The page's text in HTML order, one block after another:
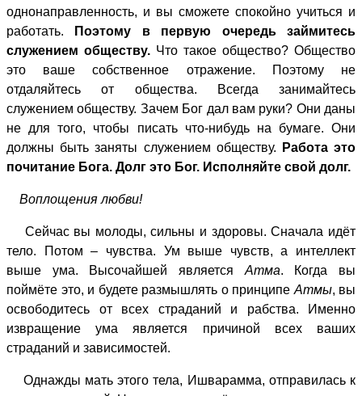
однонаправленность, и вы сможете спокойно учиться и
работать.
Поэтому в первую очередь займитесь
служением обществу. Что такое общество? Общество
это ваше собственное отражение. Поэтому не
отдаляйтесь от общества. Всегда занимайтесь
служением обществу. Зачем Бог дал вам руки? Они даны
не для того, чтобы писать что-нибудь на бумаге. Они
должны быть заняты служением обществу.
Работа это
почитание Бога. Долг это Бог. Исполняйте свой долг.
Воплощения любви!
Сейчас вы молоды, сильны и здоровы. Сначала идёт
тело. Потом – чувства. Ум выше чувств, а интеллект
выше ума. Высочайшей является Атма. Когда вы
поймёте это, и будете размышлять о принципе Атмы, вы
освободитесь от всех страданий и рабства. Именно
извращение ума является причиной всех ваших
страданий и зависимостей.
Однажды мать этого тела, Ишварамма, отправилась к